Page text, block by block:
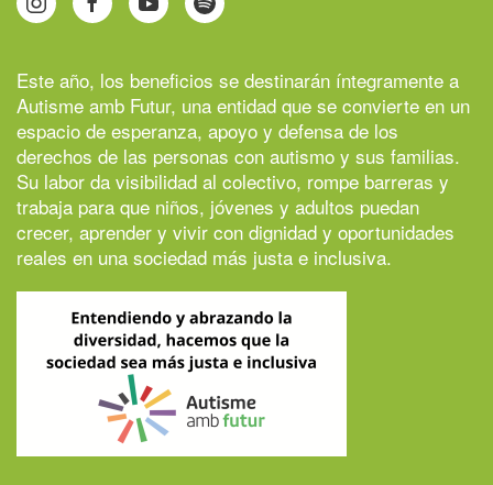
Este año, los beneficios se destinarán íntegramente a
Autisme amb Futur, una entidad que se convierte en un
espacio de esperanza, apoyo y defensa de los
derechos de las personas con autismo y sus familias.
Su labor da visibilidad al colectivo, rompe barreras y
trabaja para que niños, jóvenes y adultos puedan
crecer, aprender y vivir con dignidad y oportunidades
reales en una sociedad más justa e inclusiva.